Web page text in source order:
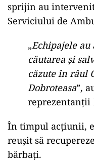
sprijin au
Serviciului de
„Echipajele
căutarea și
căzute în râul
Dobroteasa”,
reprezentanții
În timpul acțiunii,
reușit să
bărbați.